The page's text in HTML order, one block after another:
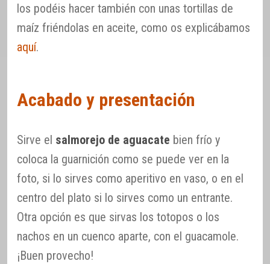
los podéis hacer también con unas tortillas de
maíz friéndolas en aceite, como os explicábamos
aquí.
Acabado y presentación
Sirve el salmorejo de aguacate bien frío y
coloca la guarnición como se puede ver en la
foto, si lo sirves como aperitivo en vaso, o en el
centro del plato si lo sirves como un entrante.
Otra opción es que sirvas los totopos o los
nachos en un cuenco aparte, con el guacamole.
¡Buen provecho!